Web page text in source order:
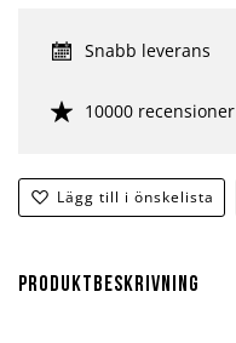
Lägg till i önskelista
Snabb leverans
10000 recensioner
Produktbeskrivning